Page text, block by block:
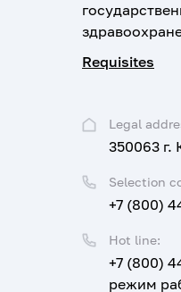
Requisites
Legal
350063
Selection
+7 (800)
Hot line:
+7 (800)
режим